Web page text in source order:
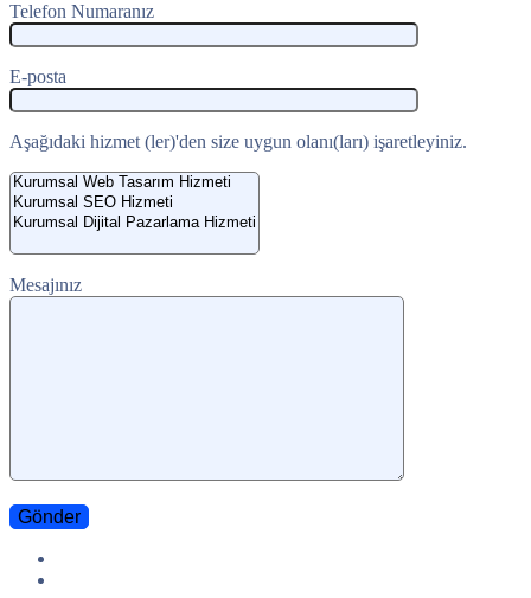
Telefon Numaranız
E-posta
Aşağıdaki hizmet (ler)'den size uygun olanı(ları) işaretleyiniz.
Mesajınız